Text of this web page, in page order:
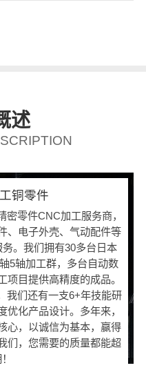
述
铜零件
零件CNC加工服务商，
、电子外壳、气动配件等
。我们拥有30多台日本
5轴加工群，多台自动数
目提供高精度的成品。
我们还有一支6+年技能研
化产品设计。多年来，
心，以诚信为基本，赢得
们，您需要的质量都能超